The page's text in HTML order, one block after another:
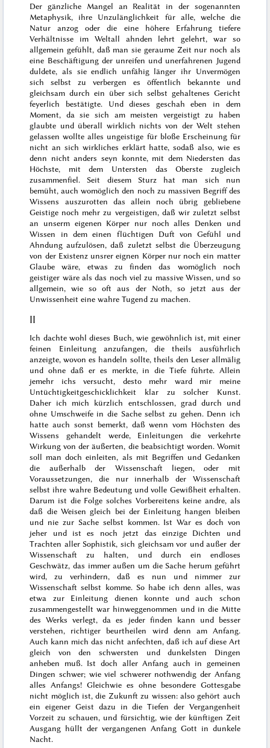
Der gänzliche Mangel an Realität in der sogenannten
Metaphysik, ihre Unzulänglichkeit für alle, welche die
Natur anzog oderdie eine höhere Erfahrung tiefere
Verhältnisse im Weltall ahnden lehrt gelehrt, war so
allgemein gefühlt, daß man sie geraume Zeit nur noch als
eine Beschäftigung der unreifen und unerfahrenen Jugend
duldete, als sie endlich unfähig länger ihr Unvermögen
sich selbst zu verbergen es öffentlich bekannte und
gleichsam durch ein über sich selbst gehaltenes Gericht
feyerlich bestätigte. Und dieses geschah eben in dem
Moment, da sie sich am meisten vergeistigt zu haben
glaubte und überall wirklich nichts von der Welt stehen
gelassen wollte alles ungeistige für bloße Erscheinungfür
nicht an sich wirkliches erklärt hatte, sodaß also, wie es
denn nicht anders seyn konnte, mit dem Niedersten das
Höchste, mit dem Untersten das Oberste zugleich
zusammenfiel. Seit diesem Sturz hat man sich nun
bemüht, auchwomöglich den noch zu massiven Begriff des
Wissens auszurotten das allein noch übrig gebliebene
Geistige noch mehr zu vergeistigen, daß wir zuletzt selbst
an unserm eigenen Körper nur noch alles Denken und
Wissen in dem einen flüchtigen Duft von Gefühl und
Ahndung aufzulösen, daß zuletzt selbst die Überzeugung
von der Existenz unsrer eignen Körper nur noch ein matter
Glaube wäre, etwas zu finden das womöglich noch
geistiger wäre als das noch viel zu massive Wissen, und so
allgemein, wie so oft aus der Noth, so jetzt aus der
Unwissenheit eine wahre Tugend zu machen.
II
Ich dachte wohl dieses Buch, wie gewöhnlich ist, mit einer
feinen Einleitung anzufangen, die theils ausführlich
anzeigte, wovon es handeln sollte, theils den Leser allmälig
und ohne daß er es merkte, in die Tiefe führte. Allein
jemehr ichs versucht, desto mehr ward mir meine
Untüchtigkeitgeschicklichkeit klar zu solcher Kunst.
Daher ich mich kürzlich entschlossen, grad durch und
ohne Umschweife in die Sache selbst zu gehen. Denn ich
hatte auch sonst bemerkt, daß wenn vom Höchsten des
Wissens gehandelt werde, Einleitungen die verkehrte
Wirkung von der äußerten, die beabsichtigt worden. Womit
soll man doch einleiten, als mit Begriffen und Gedanken
die außerhalb der Wissenschaft liegen, oder mit
Voraussetzungen, die nur innerhalb der Wissenschaft
selbst ihre wahre Bedeutung und volle Gewißheit erhalten.
Darum ist die Folge solches Vorbereitens keine andre, als
daß die Weisen gleich bei der Einleitung hangen bleiben
und nie zur Sache selbst kommen. Ist War es doch von
jeher und ist es noch jetzt das einzige Dichten und
Trachten aller Sophistik, sich gleichsam vor und außer der
Wissenschaft zu halten, und durch ein endloses
Geschwätz, das immer außen um die Sache herum geführt
wird, zu verhindern, daß es nun und nimmer zur
Wissenschaft selbst komme. So habe ich denn alles, was
etwa zur Einleitung dienen konnte und auch schon
zusammengestellt war hinweggenommen und in die Mitte
des Werks verlegt, da es jeder finden kann und besser
verstehen, richtiger beurtheilen wird denn am Anfang.
Auch kann mich das nicht anfechten, daß ich auf diese Art
gleich von den schwersten und dunkelsten Dingen
anheben muß. Ist doch aller Anfang auch in gemeinen
Dingen schwer; wie viel schwerer nothwendig der Anfang
alles Anfangs! Gleichwie es ohne besondere Gottesgabe
nicht möglich ist, die Zukunft zu wissen: also gehört auch
ein eigener Geist dazu in die Tiefen der Vergangenheit
Vorzeit zu schauen, und fürsichtig, wie der künftigen Zeit
Ausgang hüllt der vergangenen Anfang Gott in dunkele
Nacht.